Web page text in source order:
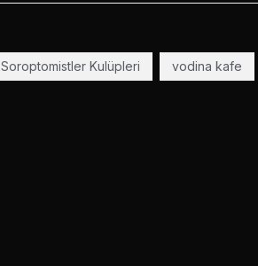
Soroptomistler Kulüpleri vodina kafe